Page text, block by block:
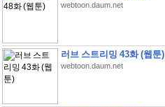
webtoon.daum.net
러브 스트리밍 43화 (웹툰)
webtoon.daum.net